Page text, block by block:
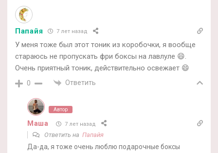
Папайя 7 лет назад
У меня тоже был этот тоник из коробочки, я вообще
стараюсь не пропускать фри боксы на лавлуле 😄.
Очень приятный тоник, действительно освежает 😄
0 Ответить
Автор
Маша 7 лет назад
Ответить на Папайя
Да-да, я тоже очень люблю подарочные боксы